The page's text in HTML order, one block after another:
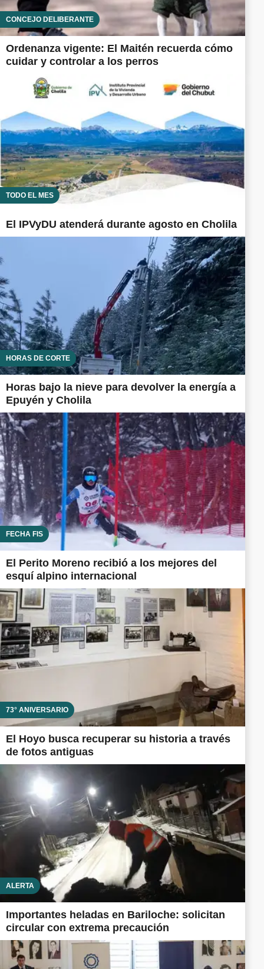
CONCEJO DELIBERANTE
Ordenanza vigente: El Maitén recuerda cómo
cuidar y controlar a los perros
TODO EL MES
El IPVyDU atenderá durante agosto en Cholila
HORAS DE CORTE
Horas bajo la nieve para devolver la energía a
Epuyén y Cholila
FECHA FIS
El Perito Moreno recibió a los mejores del
esquí alpino internacional
73° ANIVERSARIO
El Hoyo busca recuperar su historia a través
de fotos antiguas
ALERTA
Importantes heladas en Bariloche: solicitan
circular con extrema precaución